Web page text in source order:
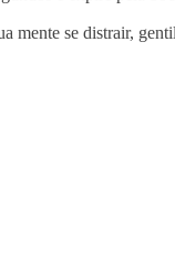
mente se distrair,